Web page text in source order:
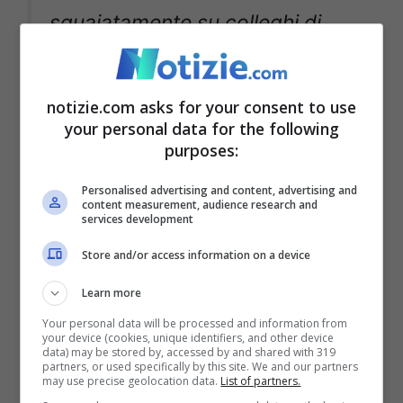
sguaiatamente su colleghi di
un’altra tv noi non la
manderemmo mai in onda.
Questione di stile.
https://t.co/M2Rfo4BoBd
— Fabio Ravezzani
(@FabRavezzani)January 8,
2022
notizie.com asks for your consent to use
your personal data for the following
purposes:
Personalised advertising and content, advertising and
content measurement, audience research and
services development
Store and/or access information on a device
Learn more
Your personal data will be processed and information from
your device (cookies, unique identifiers, and other device
data) may be stored by, accessed by and shared with 319
partners, or used specifically by this site. We and our partners
may use precise geolocation data. List of partners.